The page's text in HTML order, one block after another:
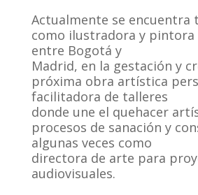
Actualmente se encuentra
como ilustradora y pintora
entre Bogotá y
Madrid, en la gestación y
próxima obra artística
facilitadora de talleres
donde une el quehacer
procesos de sanación y
algunas veces como
directora de arte para
audiovisuales.